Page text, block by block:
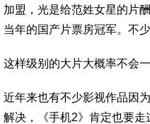
加盟，光是给范姓女星的片
当年的国产片票房冠军。不
这样级别的大片大概率不会一
近年来也有不少影视作品因
解决，《手机2》肯定也要